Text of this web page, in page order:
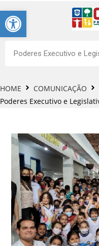
Barra de
HOME COMUNICAÇÃO
Poderes Executivo e